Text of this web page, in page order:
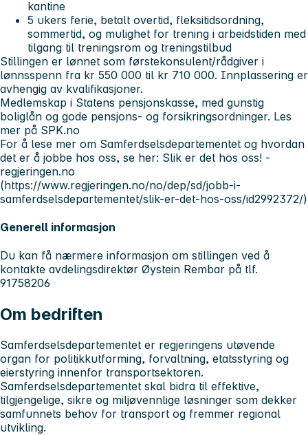
kantine
5 ukers ferie, betalt overtid, fleksitidsordning,
sommertid, og mulighet for trening i arbeidstiden med
tilgang til treningsrom og treningstilbud
Stillingen er lønnet som førstekonsulent/rådgiver i
lønnsspenn fra kr 550 000 til kr 710 000. Innplassering er
avhengig av kvalifikasjoner.
Medlemskap i Statens pensjonskasse, med gunstig
boliglån og gode pensjons- og forsikringsordninger. Les
mer på SPK.no
For å lese mer om Samferdselsdepartementet og hvordan
det er å jobbe hos oss, se her: Slik er det hos oss! -
regjeringen.no
(https://www.regjeringen.no/no/dep/sd/jobb-i-
samferdselsdepartementet/slik-er-det-hos-oss/id2992372/)
Generell informasjon
Du kan få nærmere informasjon om stillingen ved å
kontakte avdelingsdirektør Øystein Rembar på tlf.
91758206
Om bedriften
Samferdselsdepartementet er regjeringens utøvende
organ for politikkutforming, forvaltning, etatsstyring og
eierstyring innenfor transportsektoren.
Samferdselsdepartementet skal bidra til effektive,
tilgjengelige, sikre og miljøvennlige løsninger som dekker
samfunnets behov for transport og fremmer regional
utvikling.